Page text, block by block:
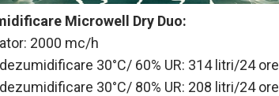
Microwell Dry Duo:
2000 mc/h
30°C/ 60% UR: 314 litri/24 ore
30°C/ 80% UR: 208 litri/24 ore